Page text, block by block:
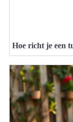
Hoe richt je een